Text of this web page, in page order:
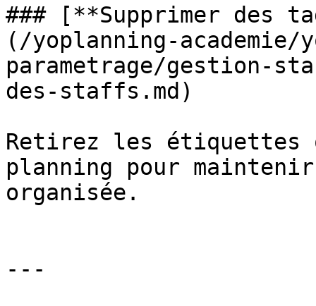
### [**Supprimer des
(/yoplanning-academie/
parametrage/gestion-
des-staffs.md)
Retirez les étiquettes
planning pour
organisée.
---